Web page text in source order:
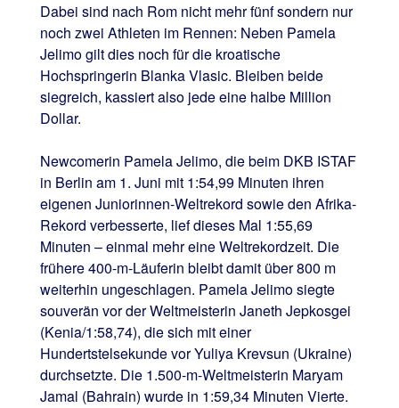
Dabei sind nach Rom nicht mehr fünf sondern nur
noch zwei Athleten im Rennen: Neben Pamela
Jelimo gilt dies noch für die kroatische
Hochspringerin Blanka Vlasic. Bleiben beide
siegreich, kassiert also jede eine halbe Million
Dollar.
Newcomerin Pamela Jelimo, die beim DKB ISTAF
in Berlin am 1. Juni mit 1:54,99 Minuten ihren
eigenen Juniorinnen-Weltrekord sowie den Afrika-
Rekord verbesserte, lief dieses Mal 1:55,69
Minuten – einmal mehr eine Weltrekordzeit. Die
frühere 400-m-Läuferin bleibt damit über 800 m
weiterhin ungeschlagen. Pamela Jelimo siegte
souverän vor der Weltmeisterin Janeth Jepkosgei
(Kenia/1:58,74), die sich mit einer
Hundertstelsekunde vor Yuliya Krevsun (Ukraine)
durchsetzte. Die 1.500-m-Weltmeisterin Maryam
Jamal (Bahrain) wurde in 1:59,34 Minuten Vierte.